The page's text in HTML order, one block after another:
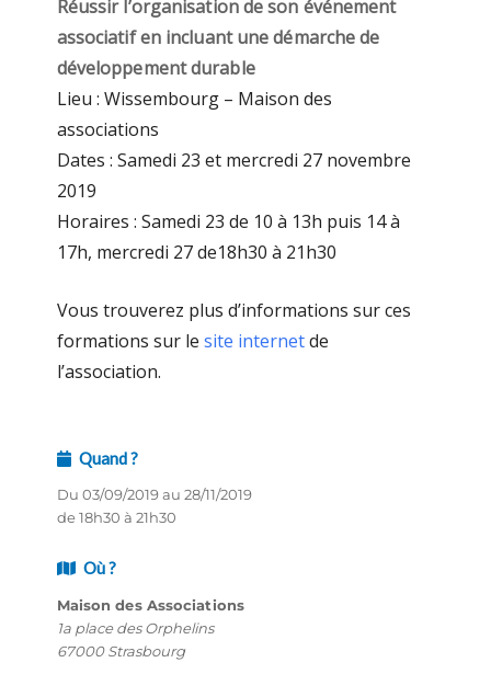
Réussir l’organisation de son événement
associatif en incluant une démarche de
développement durable
Lieu : Wissembourg – Maison des
associations
Dates : Samedi 23 et mercredi 27 novembre
2019
Horaires : Samedi 23 de 10 à 13h puis 14 à
17h, mercredi 27 de18h30 à 21h30
Vous trouverez plus d’informations sur ces
formations sur le site internetde
l’association.
Quand ?
Du 03/09/2019 au 28/11/2019
de 18h30 à 21h30
Où ?
Maison des Associations
1a place des Orphelins
67000 Strasbourg